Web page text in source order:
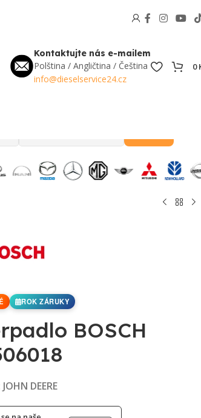
Kontaktujte nás e-mailem
Polština / Angličtina / Čeština
info@dieselservice24.cz
0
ROK ZÁRUKY
BOSCH
DEERE